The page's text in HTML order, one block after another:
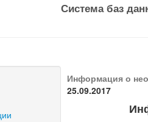
Система баз
Информация о
25.09.2017